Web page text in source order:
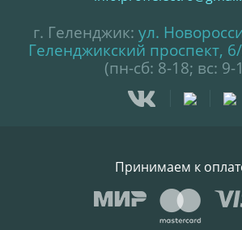
г. Геленджик: ул.
Геленджикский проспект,
(пн-сб: 8-18; вс: 9-
Принимаем к